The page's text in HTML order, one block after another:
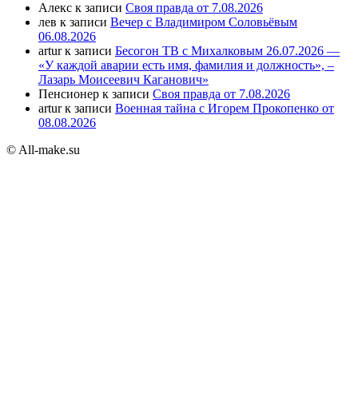
Алекс к записи Своя правда от 7.08.2026
лев к записи Вечер с Владимиром Соловьёвым
06.08.2026
arturк записи Бесогон ТВ с Михалковым 26.07.2026 —
«У каждой аварии есть имя, фамилия и должность», –
Лазарь Моисеевич Каганович»
Пенсионер к записи Своя правда от 7.08.2026
arturк записи Военная тайна с Игорем Прокопенко от
08.08.2026
© All-make.su